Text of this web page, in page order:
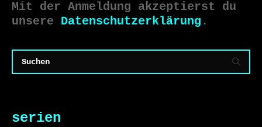
Mit der Anmeldung akzeptierst du
unsere Datenschutzerklärung .
serien